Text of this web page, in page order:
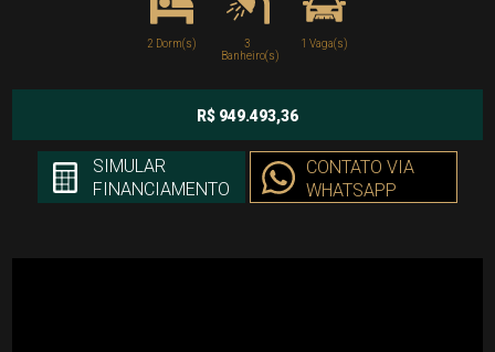
2 Dorm(s)
3
Banheiro(s)
1 Vaga(s)
R$ 949.493,36
SIMULAR
FINANCIAMENTO
CONTATO VIA
WHATSAPP